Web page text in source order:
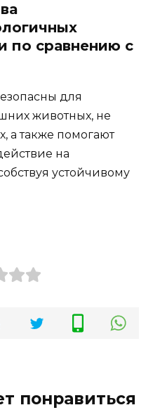
по сравнению с
для
животных, не
а также помогают
на
устойчивому
понравиться